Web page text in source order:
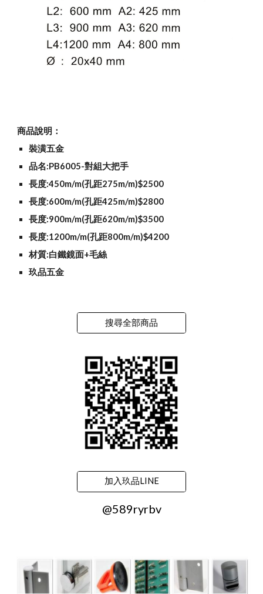
商品說明：
裝潢五金
品名:PB6005-對組大把手
長度:450m/m(孔距275m/m)$2500
長度:600m/m(孔距425m/m)$2800
長度:900m/m(孔距620m/m)$3500
長度:1200m/m(孔距800m/m)$4200
材質:白鐵鏡面+毛絲
玖品五金
搜尋全部商品
加入玖品LINE
@589ryrbv